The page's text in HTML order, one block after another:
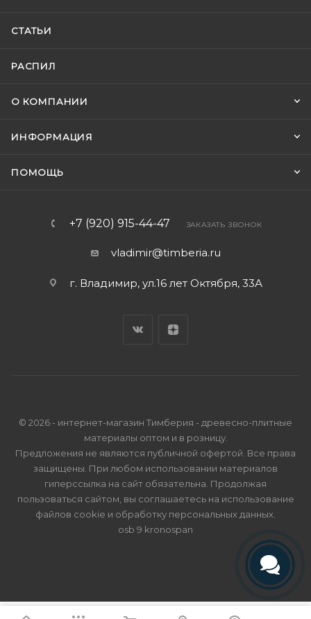
СТАТЬИ
РАСПИЛ
О КОМПАНИИ
ИНФОРМАЦИЯ
ПОМОЩЬ
+7 (920) 915-44-47 ЗАКАЗАТЬ ЗВОНОК
vladimir@timberia.ru
г. Владимир, ул.16 лет Октября, 33А
© 2026 - интернет-магазин Тимберия - древесно-плитные
материалы оптом и в розницу.
Предложения не являются публичной офертой. Все права
защищены. При любом использовании материалов
гиперссылка на сайт обязательна. Продолжая
пользоваться сайтом, вы соглашаетесь на использование
файлов cookie и обработку персональных данных
osb 9 kronospan